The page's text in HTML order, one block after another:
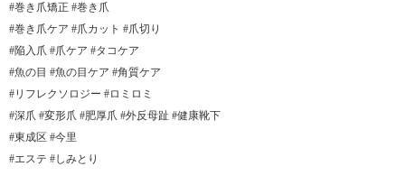
#巻き爪矯正 #巻き爪
#巻き爪ケア #爪カット #爪切り
#陥入爪 #爪ケア #タコケア
#魚の目 #魚の目ケア #角質ケア
#リフレクソロジー #ロミロミ
#深爪 #変形爪 #肥厚爪 #外反母趾 #健康靴下
#東成区 #今里
#エステ #しみとり